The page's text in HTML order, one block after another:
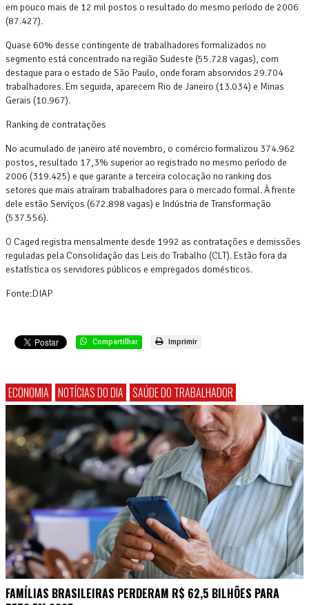
em pouco mais de 12 mil postos o resultado do mesmo período de 2006
(87.427).
Quase 60% desse contingente de trabalhadores formalizados no
segmento está concentrado na região Sudeste (55.728 vagas), com
destaque para o estado de São Paulo, onde foram absorvidos 29.704
trabalhadores. Em seguida, aparecem Rio de Janeiro (13.034) e Minas
Gerais (10.967).
Ranking de contratações
No acumulado de janeiro até novembro, o comércio formalizou 374.962
postos, resultado 17,3% superior ao registrado no mesmo período de
2006 (319.425) e que garante a terceira colocação no ranking dos
setores que mais atraíram trabalhadores para o mercado formal. À frente
dele estão Serviços (672.898 vagas) e Indústria de Transformação
(537.556).
O Caged registra mensalmente desde 1992 as contratações e demissões
reguladas pela Consolidação das Leis do Trabalho (CLT). Estão fora da
estatística os servidores públicos e empregados domésticos.
Fonte:DIAP
Compartilhar Imprimir
ECONOMIA NOTÍCIAS DO DIA SAÚDE DO TRABALHADOR
FAMÍLIAS BRASILEIRAS PERDERAM R$ 62,5 BILHÕES PARA